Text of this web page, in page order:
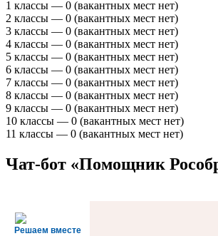
1 классы — 0 (вакантных мест нет)
2 классы — 0 (вакантных мест нет)
3 классы — 0 (вакантных мест нет)
4 классы — 0 (вакантных мест нет)
5 классы — 0 (вакантных мест нет)
6 классы — 0 (вакантных мест нет)
7 классы — 0 (вакантных мест нет)
8 классы — 0 (вакантных мест нет)
9 классы — 0 (вакантных мест нет)
10 классы — 0 (вакантных мест нет)
11 классы — 0 (вакантных мест нет)
Чат-бот «Помощник
Решаем вместе